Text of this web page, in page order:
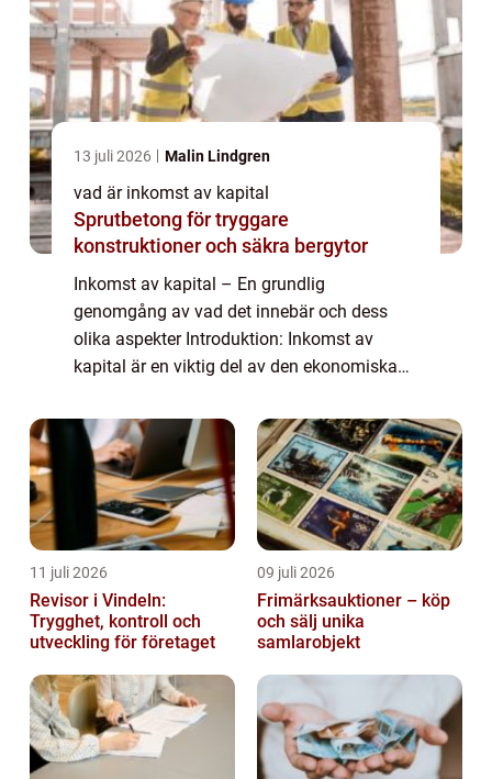
13 juli 2026 Malin Lindgren
vad är inkomst av kapital
Sprutbetong för tryggare
konstruktioner och säkra bergytor
Inkomst av kapital – En grundlig
genomgång av vad det innebär och dess
olika aspekter Introduktion: Inkomst av
kapital är en viktig del av den ekonomiska
ekonomiska situation. I denna artikel
kommer vi a...
11 juli 2026
Revisor i Vindeln:
Trygghet, kontroll och
utveckling för företaget
09 juli 2026
Frimärksauktioner – köp
och sälj unika
samlarobjekt